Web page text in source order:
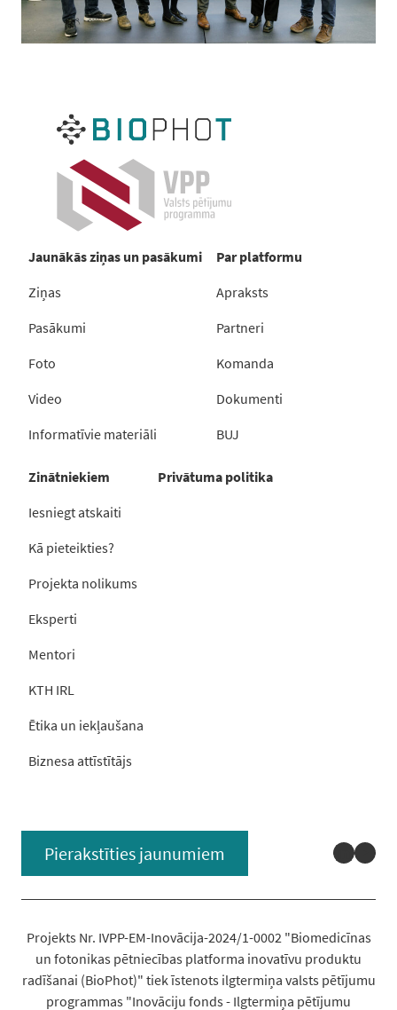
Jaunākās ziņas un pasākumi
Ziņas
Pasākumi
Foto
Video
Informatīvie materiāli
Par platformu
Apraksts
Partneri
Komanda
Dokumenti
BUJ
Zinātniekiem
Iesniegt atskaiti
Kā pieteikties?
Projekta nolikums
Eksperti
Mentori
KTH IRL
Ētika un iekļaušana
Biznesa attīstītājs
Privātuma politika
Pierakstīties jaunumiem
Projekts Nr. IVPP-EM-Inovācija-2024/1-0002 "Biomedicīnas
un fotonikas pētniecības platforma inovatīvu produktu
radīšanai (BioPhot)" tiek īstenots ilgtermiņa valsts pētījumu
programmas "Inovāciju fonds - Ilgtermiņa pētījumu